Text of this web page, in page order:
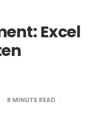
Excel
8 MINUTE READ